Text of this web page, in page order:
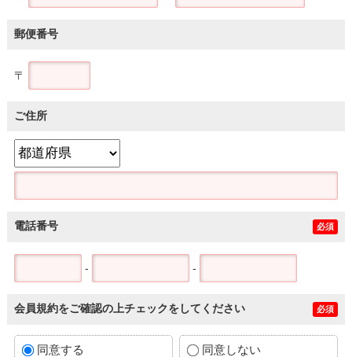
郵便番号
〒
ご住所
電話番号 必須
- -
会員規約をご確認の上チェックをしてください 必須
同意する 同意しない